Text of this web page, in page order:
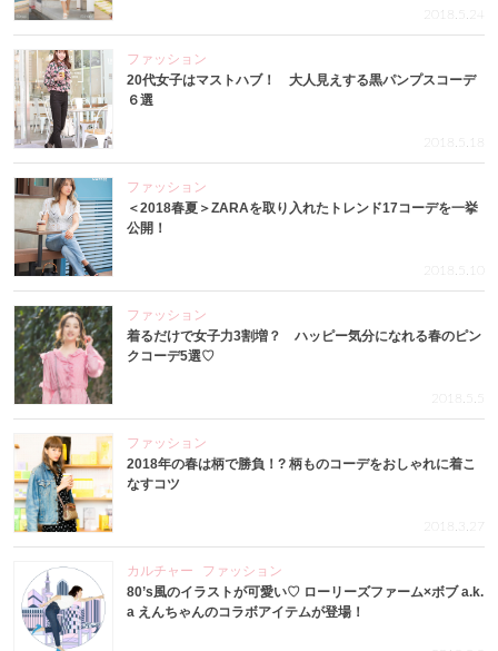
2018.5.24
ファッション
20代女子はマストハブ！ 大人見えする黒パンプスコーデ
６選
2018.5.18
ファッション
＜2018春夏＞ZARAを取り入れたトレンド17コーデを一挙
公開！
2018.5.10
ファッション
着るだけで女子力3割増？ ハッピー気分になれる春のピン
クコーデ5選♡
2018.5.5
ファッション
2018年の春は柄で勝負！? 柄ものコーデをおしゃれに着こ
なすコツ
2018.3.27
カルチャー
ファッション
80’s風のイラストが可愛い♡ ローリーズファーム×ボブ a.k.
a えんちゃんのコラボアイテムが登場！